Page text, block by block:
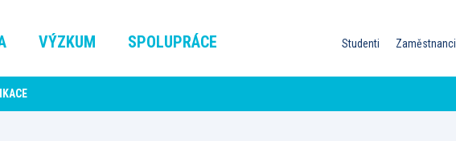
VÝZKUM SPOLUPRÁCE Studenti Zaměstnanci